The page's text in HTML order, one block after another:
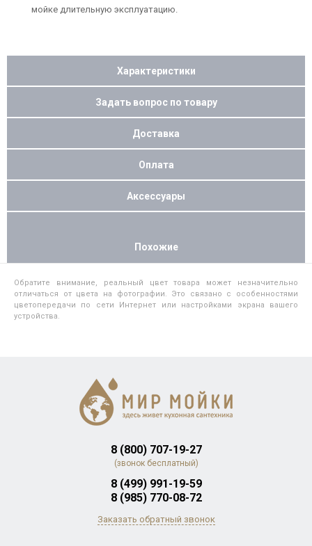
мойке длительную эксплуатацию.
Характеристики
Задать вопрос по товару
Доставка
Оплата
Аксессуары
Похожие
Обратите внимание, реальный цвет товара может незначительно
отличаться от цвета на фотографии. Это связано с особенностями
цветопередачи по сети Интернет или настройками экрана вашего
устройства.
8 (800) 707-19-27
(звонок бесплатный)
8 (499) 991-19-59
8 (985) 770-08-72
Заказать обратный звонок